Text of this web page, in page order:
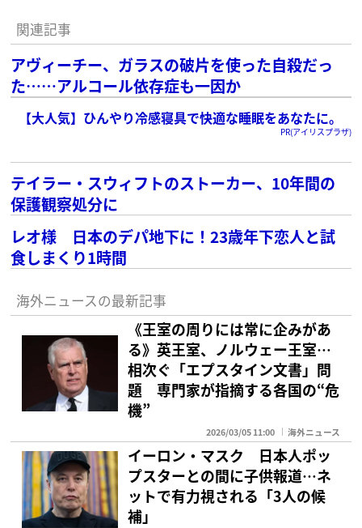
関連記事
アヴィーチー、ガラスの破片を使った自殺だっ
た……アルコール依存症も一因か
【大人気】ひんやり冷感寝具で快適な睡眠をあなたに。
PR(アイリスプラザ)
テイラー・スウィフトのストーカー、10年間の
保護観察処分に
レオ様 日本のデパ地下に！23歳年下恋人と試
食しまくり1時間
海外ニュースの最新記事
《王室の周りには常に企みがあ
る》英王室、ノルウェー王室…
相次ぐ「エプスタイン文書」問
題 専門家が指摘する各国の“危
機”
2026/03/05 11:00 海外ニュース
イーロン・マスク 日本人ポッ
プスターとの間に子供報道…ネ
ットで有力視される「3人の候
補」